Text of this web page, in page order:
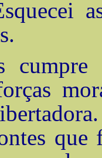
.
que